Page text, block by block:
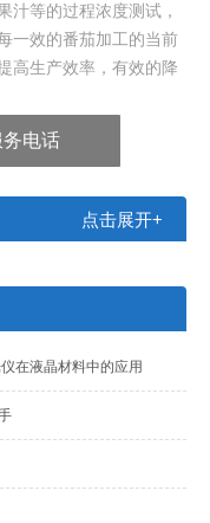
汁等的过程浓度测试，
一效的番茄加工的当前
高生产效率，有效的降
生产线过程控制直接创
务电话
点击展开+
在液晶材料中的应用